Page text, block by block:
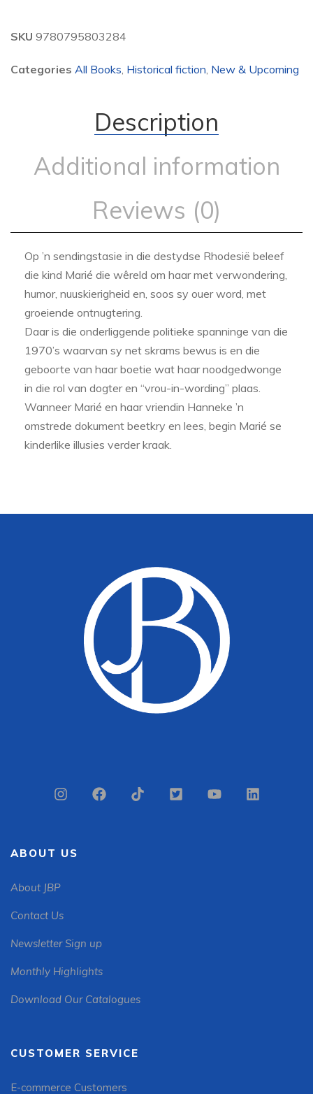
SKU 9780795803284
Categories All Books, Historical fiction, New & Upcoming
Description
Additional information
Reviews (0)
Op ’n sendingstasie in die destydse Rhodesië beleef
die kind Marié die wêreld om haar met verwondering,
humor, nuuskierigheid en, soos sy ouer word, met
groeiende ontnugtering.
Daar is die onderliggende politieke spanninge van die
1970’s waarvan sy net skrams bewus is en die
geboorte van haar boetie wat haar noodgedwonge
in die rol van dogter en “vrou-in-wording” plaas.
Wanneer Marié en haar vriendin Hanneke ’n
omstrede dokument beetkry en lees, begin Marié se
kinderlike illusies verder kraak.
ABOUT US
About JBP
Contact Us
Newsletter Sign up
Monthly Highlights
Download Our Catalogues
CUSTOMER SERVICE
E-commerce Customers